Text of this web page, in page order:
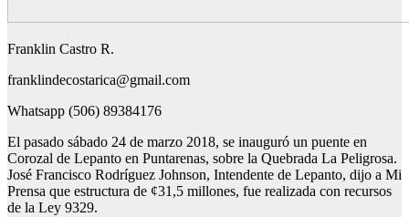
Franklin Castro R.
franklindecostarica@gmail.com
Whatsapp (506) 89384176
El pasado sábado 24 de marzo 2018, se inauguró un puente en
Corozal de Lepanto en Puntarenas, sobre la Quebrada La Peligrosa.
José Francisco Rodríguez Johnson, Intendente de Lepanto, dijo a Mi
Prensa que estructura de ¢31,5 millones, fue realizada con recursos
de la Ley 9329.